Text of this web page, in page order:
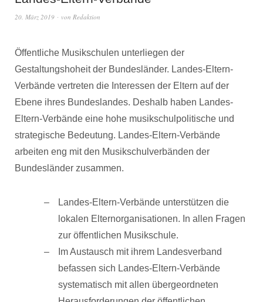
20. März 2019 von Redaktion
Öffentliche Musikschulen unterliegen der
Gestaltungshoheit der Bundesländer. Landes-Eltern-
Verbände vertreten die Interessen der Eltern auf der
Ebene ihres Bundeslandes. Deshalb haben Landes-
Eltern-Verbände eine hohe musikschulpolitische und
strategische Bedeutung. Landes-Eltern-Verbände
arbeiten eng mit den Musikschulverbänden der
Bundesländer zusammen.
Landes-Eltern-Verbände unterstützen die
lokalen Elternorganisationen. In allen Fragen
zur öffentlichen Musikschule.
Im Austausch mit ihrem Landesverband
befassen sich Landes-Eltern-Verbände
systematisch mit allen übergeordneten